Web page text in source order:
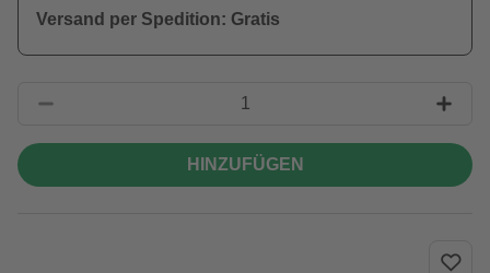
Versand per Spedition: Gratis
HINZUFÜGEN